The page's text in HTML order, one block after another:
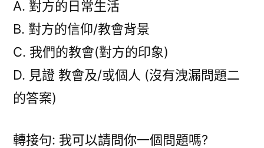
A. 對方的日常生活
B. 對方的信仰/教會背景
C. 我們的教會(對方的印象)
D. 見證 教會及/或個人 (沒有洩漏問題二
的答案)
轉接句: 我可以請問你一個問題嗎?